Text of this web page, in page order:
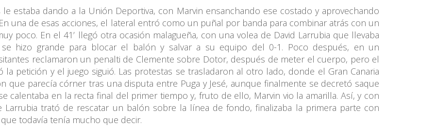
estaba dando a la Unión Deportiva, con Marvin ensanchando ese costado y aprovechando
una de esas acciones, el lateral entró como un puñal por banda para combinar atrás con un
poco. En el 41’ llegó otra ocasión malagueña, con una volea de David Larrubia que llevaba
hizo grande para blocar el balón y salvar a su equipo del 0-1. Poco después, en un
reclamaron un penalti de Clemente sobre Dotor, después de meter el cuerpo, pero el
la petición y el juego siguió. Las protestas se trasladaron al otro lado, donde el Gran Canaria
que parecía córner tras una disputa entre Puga y Jesé, aunque finalmente se decretó saque
calentaba en la recta final del primer tiempo y, fruto de ello, Marvin vio la amarilla. Así, y con
Larrubia trató de rescatar un balón sobre la línea de fondo, finalizaba la primera parte con
todavía tenía mucho que decir.